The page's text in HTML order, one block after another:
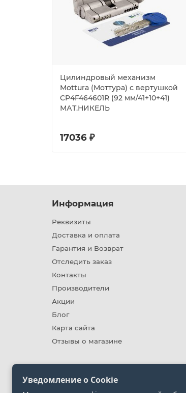
Цилиндровый механизм
Mottura (Моттура) с вертушкой
CP4F464601R (92 мм/41+10+41)
МАТ.НИКЕЛЬ
17036 ₽
Информация
Реквизиты
Доставка и оплата
Гарантия и Возврат
Отследить заказ
Контакты
Производители
Акции
Блог
Карта сайта
Отзывы о магазине
Уведомление о Cookie